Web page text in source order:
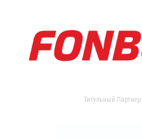
Титульный Партнер